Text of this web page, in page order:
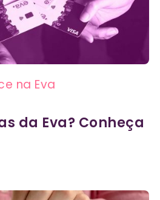
da Eva? Conheça
na Eva